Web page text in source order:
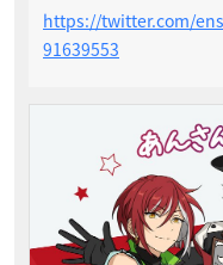
https://twitter.com/
91639553